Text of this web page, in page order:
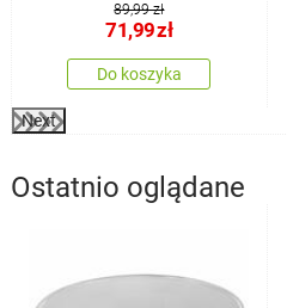
89,99 zł
71,99zł
Do koszyka
Next
Ostatnio oglądane